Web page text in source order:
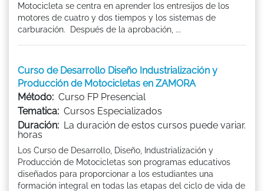
Motocicleta se centra en aprender los entresijos de los
motores de cuatro y dos tiempos y los sistemas de
carburación. Después de la aprobación, ...
Curso de Desarrollo Diseño Industrialización y
Producción de Motocicletas en ZAMORA
Método: Curso FP Presencial
Tematica: Cursos Especializados
Duración: La duración de estos cursos puede variar.
horas
Los Curso de Desarrollo, Diseño, Industrialización y
Producción de Motocicletas son programas educativos
diseñados para proporcionar a los estudiantes una
formación integral en todas las etapas del ciclo de vida de